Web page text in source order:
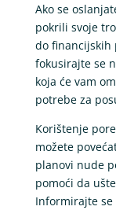
Ako se
pokrili svoje
do financijskih
fokusirajte se
koja će vam
potrebe za
Korištenje
možete
planovi nude
pomoći da
Informirajte